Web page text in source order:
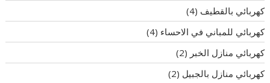
كهربائي بالقطيف (4)
كهربائي للمباني في الاحساء (4)
كهربائي منازل الخبر (2)
كهربائي منازل بالجبيل (2)